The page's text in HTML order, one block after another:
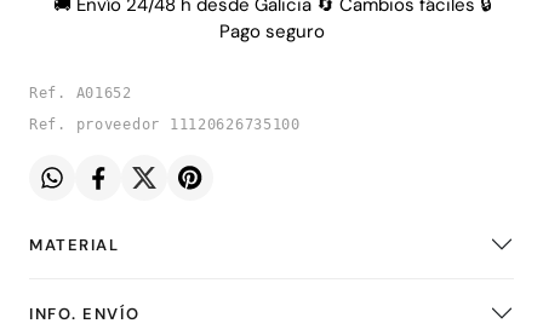
🚚 Envío 24/48 h desde Galicia 🔄 Cambios fáciles 🔒
Pago seguro
Ref. A01652
Ref. proveedor 11120626735100
MATERIAL
INFO. ENVÍO